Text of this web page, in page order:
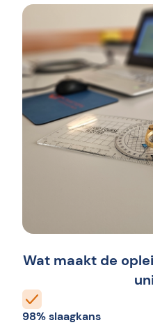
Wat maakt de
98% slaagkans